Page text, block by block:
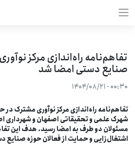
تفاهم‌نامه راه‌اندازی مرکز
صنایع دستی امضا شد
۰۰:۳۰ - ۱۴۰۴/۰۸/۲۱
راه‌اندازی مرکز نوآوری مشترک در
علمی و تحقیقاتی اصفهان و شهرداری
دو طرف به امضا رسید. هدف این
و حمایت از فعالان حوزه صنایع